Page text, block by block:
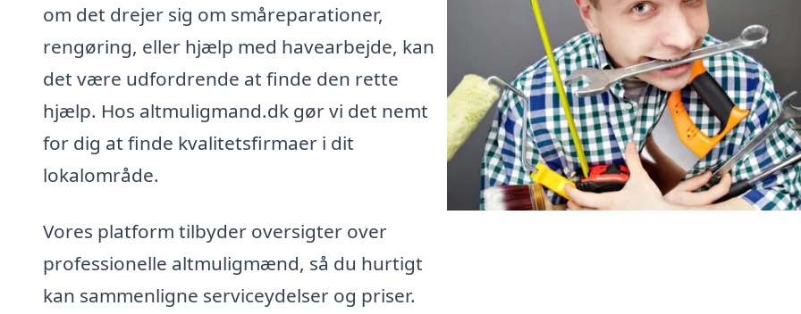
om det drejer sig om småreparationer,
rengøring, eller hjælp med havearbejde, kan
det være udfordrende at finde den rette
hjælp. Hos altmuligmand.dk gør vi det nemt
for dig at finde kvalitetsfirmaer i dit
lokalområde.
Vores platform tilbyder oversigter over
professionelle altmuligmænd, så du hurtigt
kan sammenligne serviceydelser og priser.